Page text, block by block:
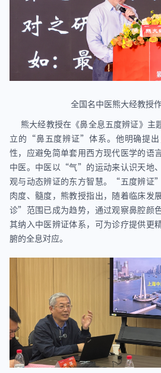
全国名中医熊大经教授
熊大经教授在《鼻全息五度辨证》主
立的“鼻五度辨证”体系。他明确提出
性，应避免简单套用西方现代医学的语
中医。中医以“气”的运动来认识天地
观与动态辨证的东方智慧。“五度辨证
肉度、髓度，熊教授指出，随着临床发
诊”范围已成为趋势，通过观察鼻腔颜
其纳入中医辨证体系，可为诊疗提供更
腑的全息对应。